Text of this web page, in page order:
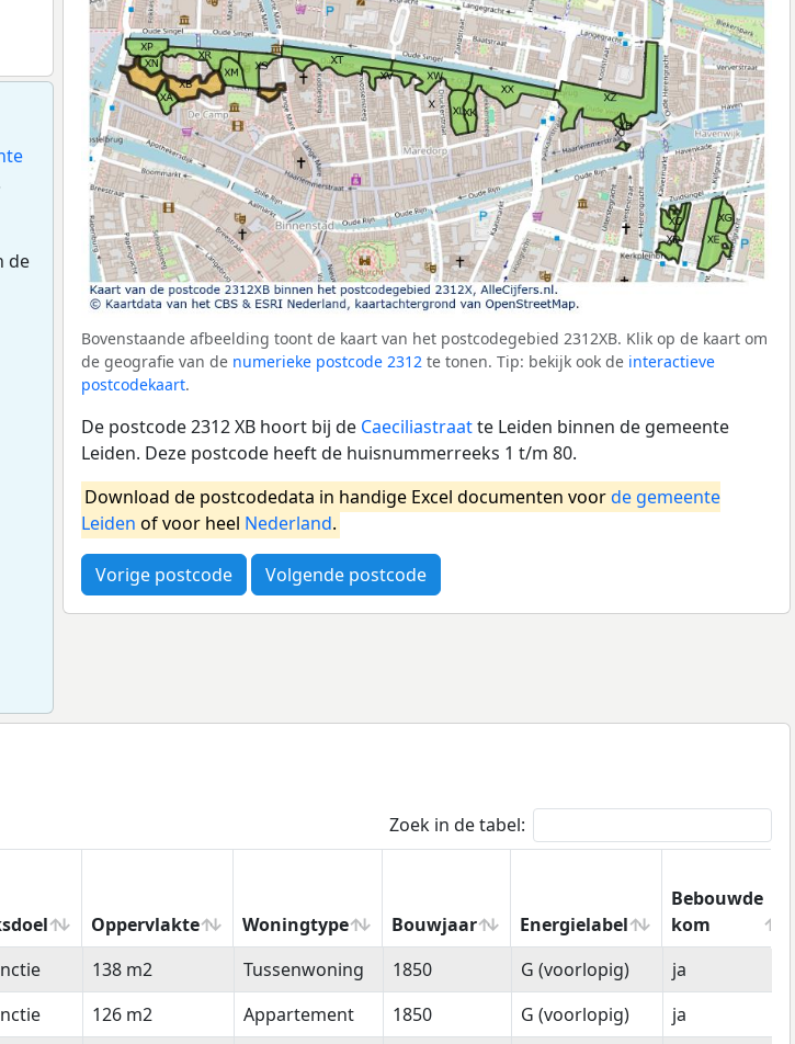
de
Bovenstaande afbeelding toont de kaart van het postcodegebied 2312XB. Klik op de kaart om
de geografie van de numerieke postcode 2312 te tonen. Tip: bekijk ook de interactieve
postcodekaart.
De postcode 2312 XB hoort bij de Caeciliastraatte Leiden binnen de gemeente
Leiden. Deze postcode heeft de huisnummerreeks 1 t/m 80.
Download de postcodedata in handige Excel documenten voorde gemeente
Leiden of voor heel Nederland.
Vorige postcode Volgende postcode
Zoek in de tabel:
Oppervlakte Woningtype Bouwjaar Energielabel
Bebouwde
kom
Oppervlakte Woningtype Bouwjaar Energielabel
Bebouwde
kom
138 m2 Tussenwoning 1850 G (voorlopig)
ja
126 m2 Appartement 1850 G (voorlopig)
ja